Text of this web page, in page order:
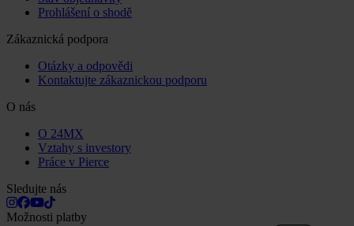
Prohlášení o shodě
Zákaznická podpora
Otázky a odpovědi
Kontaktujte zákaznickou podporu
O nás
O 24MX
Vztahy s investory
Práce v Pierce
Sledujte nás
Možnosti platby